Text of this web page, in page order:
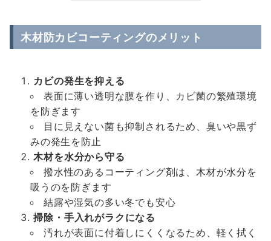
木材防カビコーティングのメリット
カビの発生を抑える
表面に薄い透明な膜を作り、カビ菌の繁殖環境
を防ぎます
目に見えない菌も抑制されるため、臭いや黒ず
みの発生を防止
木材を水分から守る
撥水性のあるコーティング剤は、木材が水分を
吸うのを防ぎます
結露や湿気の多い冬でも安心
掃除・手入れがラクになる
汚れが表面に付着しにくくなるため、軽く拭く